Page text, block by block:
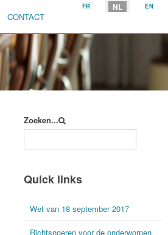
Selecteer uw taal
FR NL EN
CONTACT
Zoeken...
Quick links
Wet van 18 september 2017
Richtsnoeren voor de onderworpen